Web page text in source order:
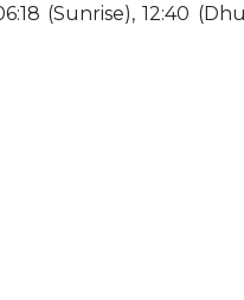
(Sunrise), 12:40